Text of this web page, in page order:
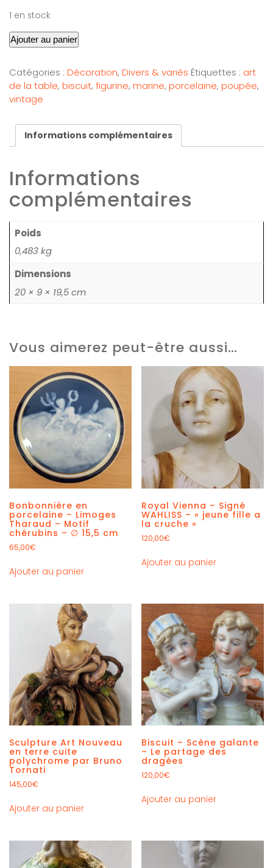
1 en stock
Ajouter au panier
Catégories : Décoration, Divers & variés Étiquettes : art
de la table, biscuit, figurine, marine, porcelaine, poupée,
vintage
Informations complémentaires
Informations
complémentaires
Poids
0,483 kg
Dimensions
20 × 9 × 19,5 cm
Vous aimerez peut-être aussi…
Bonbonnière en
porcelaine – Limoges
Tharaud – Motif
chérubins – ∅ 15,5 cm
65,00€
Ajouter au panier
Royal Vienna – Signé
WAHLISS – « jeune fille a
la cruche »
120,00€
Ajouter au panier
Sculpture Art Nouveau
en terre cuite
polychrome par Bruno
Tornati
145,00€
Ajouter au panier
Biscuit – Scène galante
– Le partage des
dragées
120,00€
Ajouter au panier